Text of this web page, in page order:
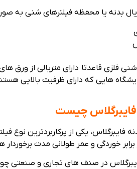
بدنه یا محفظه فیلترهای شنی به
فلزی قاعدتا دارای متریالی از
چیست
فایبرگلاس، یکی از پرکاربردترین
برابر خوردگی و عمر طولانی مدت
در صنف های تجاری و صنعتی